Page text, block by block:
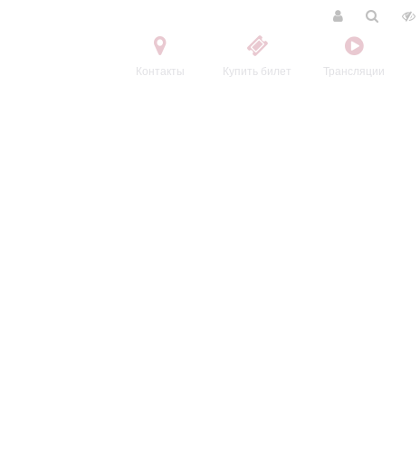
Контакты Купить билет Трансляции